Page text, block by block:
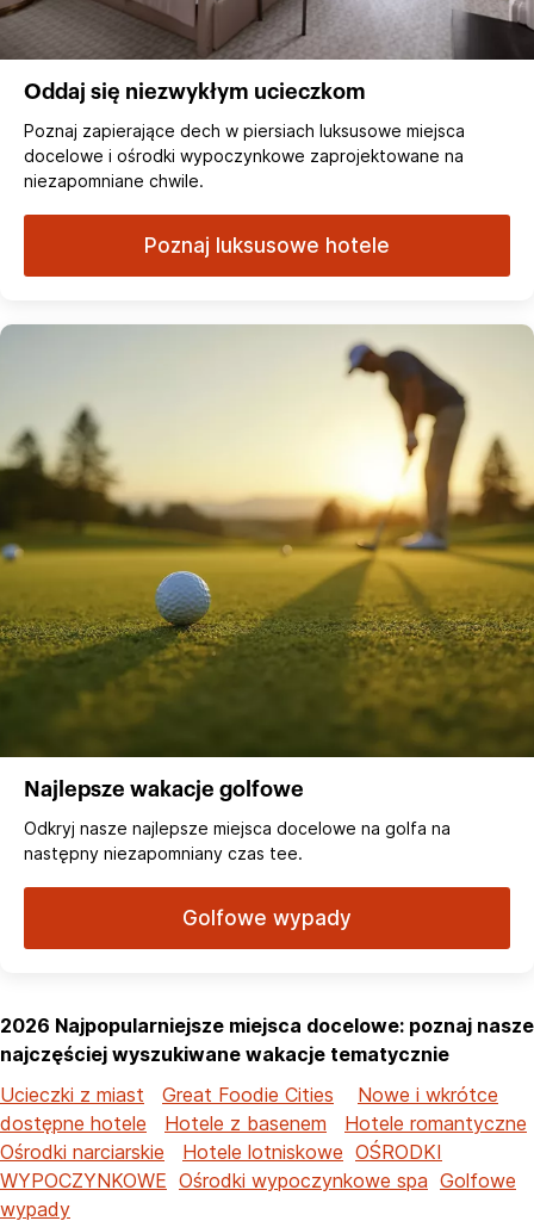
Oddaj się niezwykłym ucieczkom
Poznaj zapierające dech w piersiach luksusowe miejsca
docelowe i ośrodki wypoczynkowe zaprojektowane na
niezapomniane chwile.
Poznaj luksusowe hotele
Najlepsze wakacje golfowe
Odkryj nasze najlepsze miejsca docelowe na golfa na
następny niezapomniany czas tee.
Golfowe wypady
2026 Najpopularniejsze miejsca docelowe: poznaj nasze
najczęściej wyszukiwane wakacje tematycznie
Ucieczki z miast
Great Foodie Cities
Nowe i wkrótce
dostępne hotele
Hotele z basenem
Hotele romantyczne
Ośrodki narciarskie
Hotele lotniskowe OŚRODKI
WYPOCZYNKOWE Ośrodki wypoczynkowe spa Golfowe
wypady